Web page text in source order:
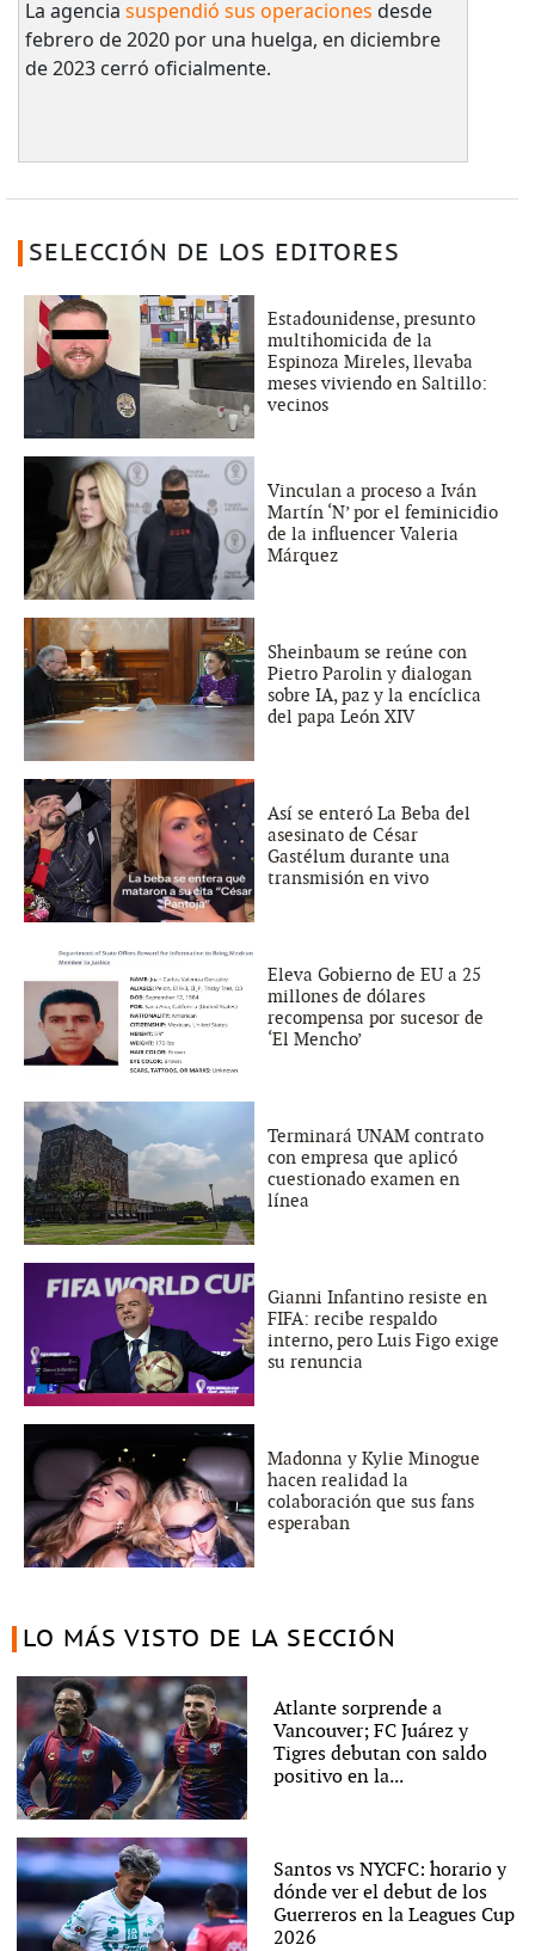
La agencia suspendió sus operaciones desde
febrero de 2020 por una huelga, en diciembre
de 2023 cerró oficialmente.
SELECCIÓN DE LOS EDITORES
Estadounidense, presunto
multihomicida de la
Espinoza Mireles, llevaba
meses viviendo en Saltillo:
vecinos
Vinculan a proceso a Iván
Martín ‘N’ por el feminicidio
de la influencer Valeria
Márquez
Sheinbaum se reúne con
Pietro Parolin y dialogan
sobre IA, paz y la encíclica
del papa León XIV
Así se enteró La Beba del
asesinato de César
Gastélum durante una
transmisión en vivo
Eleva Gobierno de EU a 25
millones de dólares
recompensa por sucesor de
‘El Mencho’
Terminará UNAM contrato
con empresa que aplicó
cuestionado examen en
línea
Gianni Infantino resiste en
FIFA: recibe respaldo
interno, pero Luis Figo exige
su renuncia
Madonna y Kylie Minogue
hacen realidad la
colaboración que sus fans
esperaban
LO MÁS VISTO DE LA SECCIÓN
Atlante sorprende a
Vancouver; FC Juárez y
Tigres debutan con saldo
positivo en la...
Santos vs NYCFC: horario y
dónde ver el debut de los
Guerreros en la Leagues Cup
2026